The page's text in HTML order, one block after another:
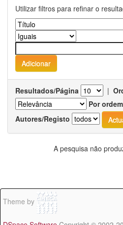
Utilizar filtros para refinar o
Resultados/Página |
Por ordem
Autores/Registo
A pesquisa não
Theme by